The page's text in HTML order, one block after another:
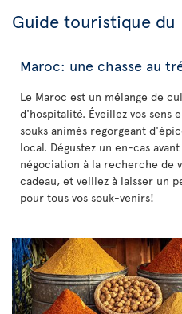
Guide touristique du
Maroc: une chasse au
Le Maroc est un mélange de
d'hospitalité. Éveillez vos sens
souks animés regorgeant
local. Dégustez un en-cas
négociation à la recherche de
cadeau, et veillez à laisser un
pour tous vos souk-venirs!